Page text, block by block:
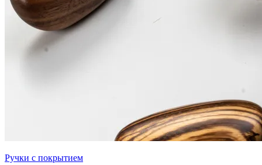
Ручки с покрытием